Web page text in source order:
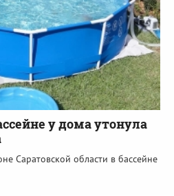
у дома утонула
Саратовской области в бассейне